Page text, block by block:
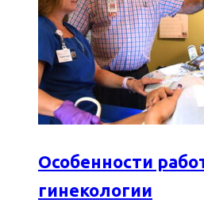
Особенности
гинекологии